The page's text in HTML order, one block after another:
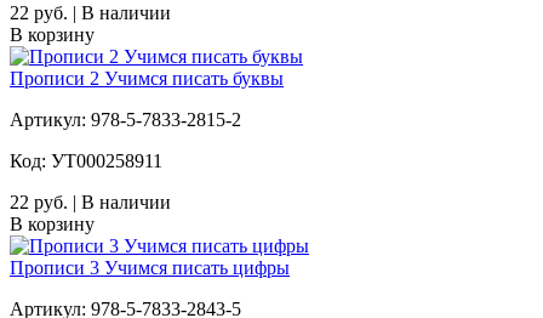
22 руб. | В наличии
В корзину
Прописи 2 Учимся писать буквы
Артикул: 978-5-7833-2815-2
Код: УТ000258911
22 руб. | В наличии
В корзину
Прописи 3 Учимся писать цифры
Артикул: 978-5-7833-2843-5